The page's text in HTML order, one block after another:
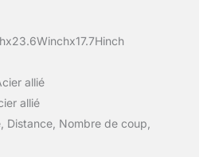
【Assemblage amusant,
Profitez de la réalisation
d'un assemblage facile
compact. Une fois
allié
allié
Distance, Nombre de coup,